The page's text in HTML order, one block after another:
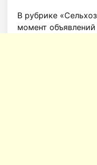
В рубрике
момент объявлений